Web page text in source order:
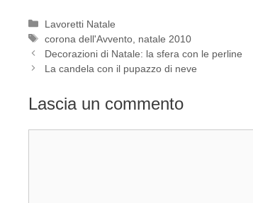
Categorie
Lavoretti Natale
Tag
corona dell'Avvento natale 2010
Decorazioni di Natale: la sfera con le perline
La candela con il pupazzo di neve
Lascia un commento